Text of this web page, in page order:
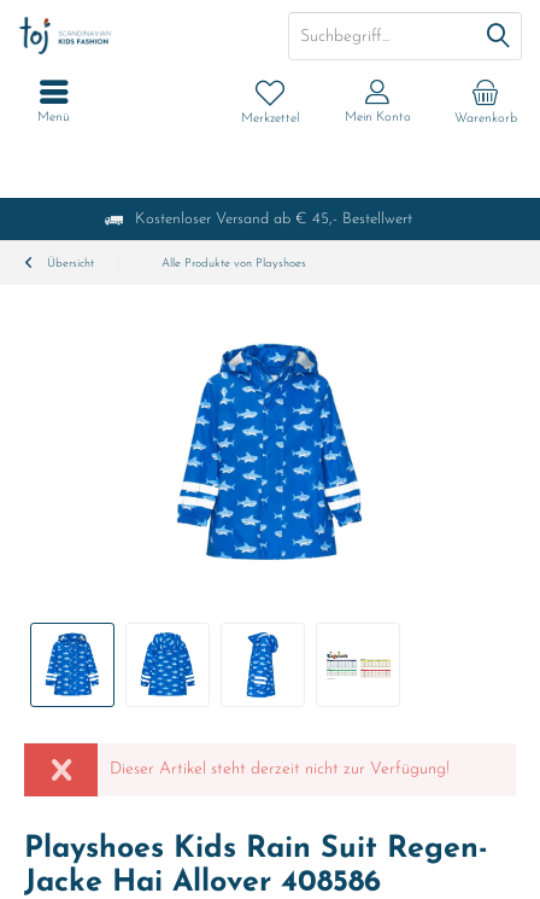
Kostenloser Versand ab € 45,- Bestellwert
Warenkorb
Merkzettel Mein Konto
Menü
Übersicht Alle Produkte von Playshoes
Dieser Artikel steht derzeit nicht zur Verfügung!
Playshoes Kids Rain Suit Regen-
Jacke Hai Allover 408586